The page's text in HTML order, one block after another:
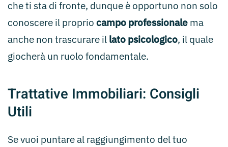
che ti sta di fronte, dunque è opportuno non solo
conoscere il proprio campo professionale ma
anche non trascurare il lato psicologico, il quale
giocherà un ruolo fondamentale.
Trattative Immobiliari: Consigli
Utili
Se vuoi puntare al raggiungimento del tuo